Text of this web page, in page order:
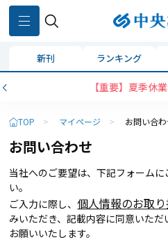
新刊 ランキング
【重要】夏季休
TOP > マイページ > お問い合
お問い合わせ
当社へのご要望は、下記フォーム
い。
ご入力に際し、 個人情報のお取
みいただき、記載内容に同意いた
お願いいたします。